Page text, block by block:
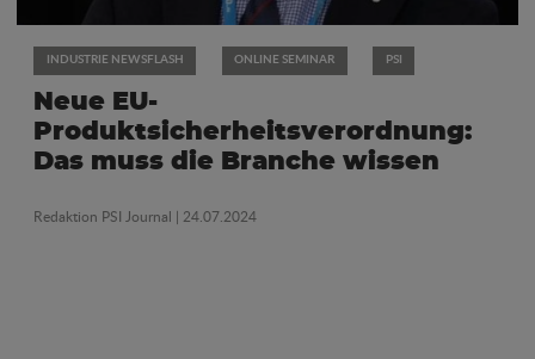
INDUSTRIE NEWSFLASH ONLINE SEMINAR PSI
Neue EU-
Produktsicherheitsverordnung:
Das muss die Branche wissen
Redaktion PSI Journal | 24.07.2024